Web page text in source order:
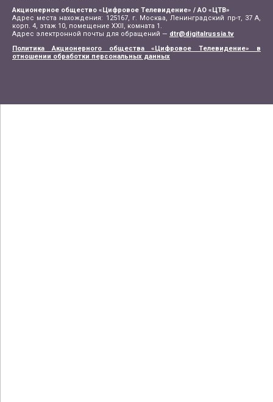
Акционерное общество «Цифровое Телевидение» / АО «ЦТВ»
Адрес места нахождения: 125167, г. Москва, Ленинградский пр-т, 37 А,
корп. 4, этаж 10, помещение XXII, комната 1.
Адрес электронной почты для обращений — dtr@digitalrussia.tv
Политика Акционерного общества «Цифровое Телевидение» в
отношении обработки персональных данных